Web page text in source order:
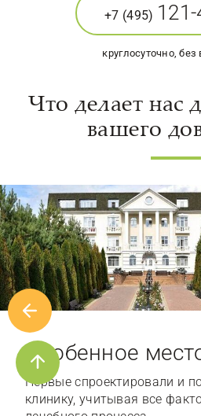
+7 (495) 121-
круглосуточно,
Что делает нас
вашего
Особенное
Первые спроектировали и
клинику, учитывая все